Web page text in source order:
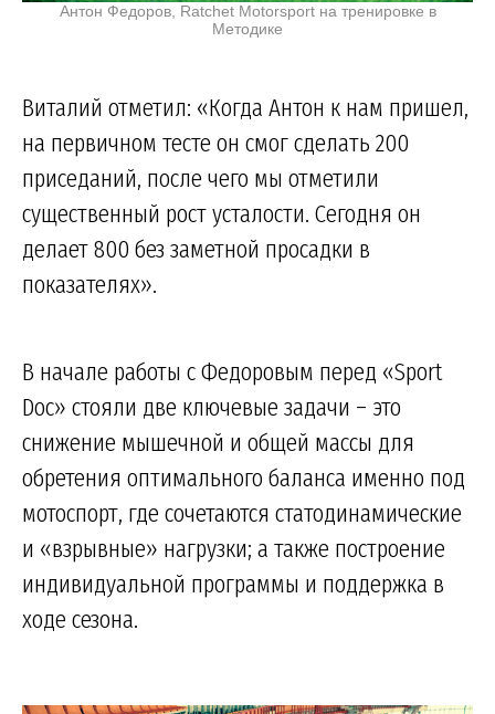
Антон Федоров, Ratchet Motorsport на тренировке в
Методике
Виталий отметил: «Когда Антон к нам пришел,
на первичном тесте он смог сделать 200
приседаний, после чего мы отметили
существенный рост усталости. Сегодня он
делает 800 без заметной просадки в
показателях».
В начале работы с Федоровым перед «Sport
Doc» стояли две ключевые задачи – это
снижение мышечной и общей массы для
обретения оптимального баланса именно под
мотоспорт, где сочетаются статодинамические
и «взрывные» нагрузки; а также построение
индивидуальной программы и поддержка в
ходе сезона.